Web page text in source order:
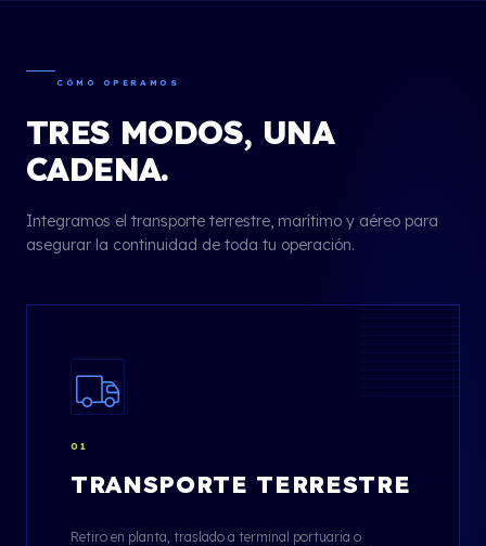
CÓMO OPERAMOS
TRES MODOS, UNA
CADENA.
Integramos el transporte terrestre, marítimo y aéreo para
asegurar la continuidad de toda tu operación.
01
TRANSPORTE TERRESTRE
Retiro en planta, traslado a terminal portuaria o